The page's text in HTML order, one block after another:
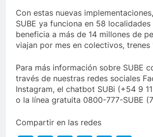
Con estas nuevas
SUBE ya funciona en 58
beneficia a más de 14 millones de
viajan por mes en colectivos, trenes
Para más información sobre SUBE
través de nuestras redes sociales
Instagram, el chatbot SUBi (+54 9
o la línea gratuita 0800-777-SUBE
Compartir en las redes